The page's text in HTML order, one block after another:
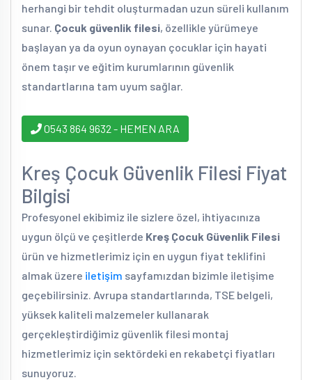
herhangi bir tehdit oluşturmadan uzun süreli kullanım
sunar. Çocuk güvenlik filesi, özellikle yürümeye
başlayan ya da oyun oynayan çocuklar için hayati
önem taşır ve eğitim kurumlarının güvenlik
standartlarına tam uyum sağlar.
0543 864 9632 - HEMEN ARA
Kreş Çocuk Güvenlik Filesi Fiyat
Bilgisi
Profesyonel ekibimiz ile sizlere özel, ihtiyacınıza
uygun ölçü ve çeşitlerde Kreş Çocuk Güvenlik Filesi
ürün ve hizmetlerimiz için en uygun fiyat teklifini
almak üzere iletişim sayfamızdan bizimle iletişime
geçebilirsiniz. Avrupa standartlarında, TSE belgeli,
yüksek kaliteli malzemeler kullanarak
gerçekleştirdiğimiz güvenlik filesi montaj
hizmetlerimiz için sektördeki en rekabetçi fiyatları
sunuyoruz.